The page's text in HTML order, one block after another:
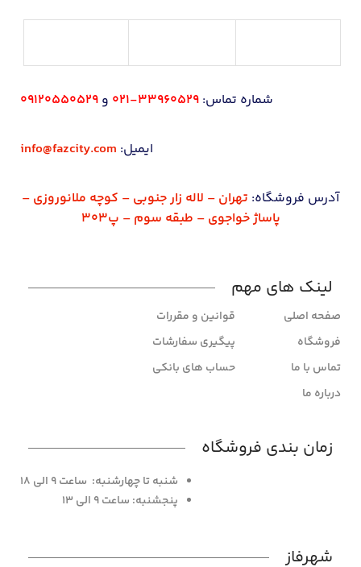
شماره تماس: 33960529-021 و 09120550529
ایمیل: info@fazcity.com
آدرس فروشگاه: تهران – لاله زار جنوبی – کوچه ملانوروزی –
پاساژ خواجوی – طبقه سوم – پ303
لینک های مهم
صفحه اصلی
فروشگاه
تماس با ما
درباره ما
قوانین و مقررات
پیگیری سفارشات
حساب های بانکی
زمان بندی فروشگاه
شنبه تا چهارشنبه: ساعت 9 الی 18
پنجشنبه: ساعت 9 الی 13
شهرفاز